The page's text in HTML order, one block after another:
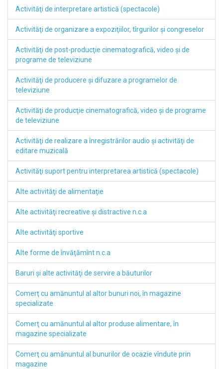
Activităţi de interpretare artistică (spectacole)
Activităţi de organizare a expoziţiilor, tîrgurilor şi congreselor
Activităţi de post-producţie cinematografică, video şi de
programe de televiziune
Activităţi de producere şi difuzare a programelor de
televiziune
Activităţi de producţie cinematografică, video şi de programe
de televiziune
Activităţi de realizare a înregistrărilor audio şi activităţi de
editare muzicală
Activităţi suport pentru interpretarea artistică (spectacole)
Alte activităţi de alimentaţie
Alte activităţi recreative şi distractive n.c.a
Alte activităţi sportive
Alte forme de învăţămînt n.c.a
Baruri şi alte activităţi de servire a băuturilor
Comerţ cu amănuntul al altor bunuri noi, în magazine
specializate
Comerţ cu amănuntul al altor produse alimentare, în
magazine specializate
Comerţ cu amănuntul al bunurilor de ocazie vîndute prin
magazine